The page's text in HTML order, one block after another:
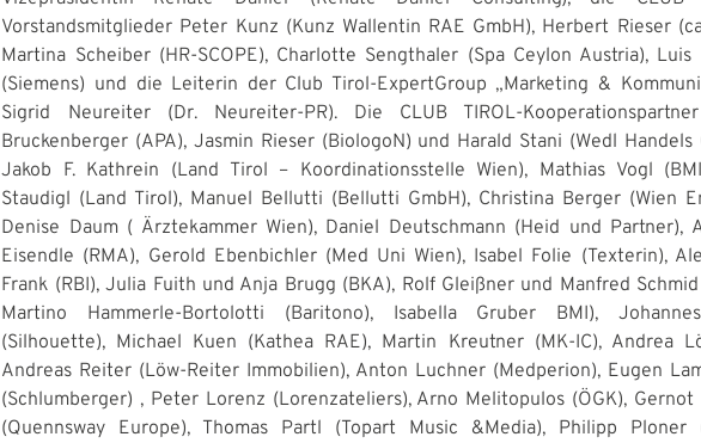
Vorstandsmitglieder Peter Kunz (Kunz Wallentin RAE GmbH), Herbert Rieser
Martina Scheiber (HR-SCOPE), Charlotte Sengthaler (Spa Ceylon Austria), Luis
(Siemens) und die Leiterin der Club Tirol-ExpertGroup „Marketing &
Sigrid Neureiter (Dr. Neureiter-PR). Die CLUB TIROL-
Bruckenberger (APA), Jasmin Rieser (BiologoN) und Harald Stani (Wedl Handels
Jakob F. Kathrein (Land Tirol – Koordinationsstelle Wien), Mathias Vogl
Staudigl (Land Tirol), Manuel Bellutti (Bellutti GmbH), Christina Berger (Wien
Denise Daum ( Ärztekammer Wien), Daniel Deutschmann (Heid und Partner),
Eisendle (RMA), Gerold Ebenbichler (Med Uni Wien), Isabel Folie (Texterin),
Frank (RBI), Julia Fuith und Anja Brugg (BKA), Rolf Gleißner und Manfred Schmid
Martino Hammerle-Bortolotti (Baritono), Isabella Gruber BMI),
(Silhouette), Michael Kuen (Kathea RAE), Martin Kreutner (MK-IC), Andrea
Andreas Reiter (Löw-Reiter Immobilien), Anton Luchner (Medperion), Eugen
(Schlumberger) , Peter Lorenz (Lorenzateliers), Arno Melitopulos (ÖGK), Gernot
(Quennsway Europe), Thomas Partl (Topart Music &Media), Philipp Ploner